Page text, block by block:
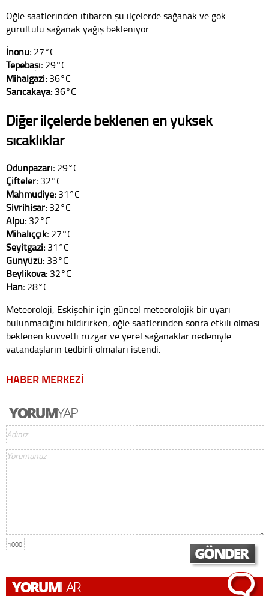
Öğle saatlerinden itibaren şu ilçelerde sağanak ve gök
gürültülü sağanak yağış bekleniyor:
İnönü: 27°C
Tepebaşı: 29°C
Mihalgazi: 36°C
Sarıcakaya: 36°C
Diğer ilçelerde beklenen en yüksek
sıcaklıklar
Odunpazarı: 29°C
Çifteler: 32°C
Mahmudiye: 31°C
Sivrihisar: 32°C
Alpu: 32°C
Mihalıççık: 27°C
Seyitgazi: 31°C
Günyüzü: 33°C
Beylikova: 32°C
Han: 28°C
Meteoroloji, Eskişehir için güncel meteorolojik bir uyarı
bulunmadığını bildirirken, öğle saatlerinden sonra etkili olması
beklenen kuvvetli rüzgar ve yerel sağanaklar nedeniyle
vatandaşların tedbirli olmaları istendi.
HABER MERKEZİ
1000